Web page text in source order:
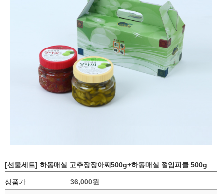
[선물세트] 하동매실 고추장장아찌500g+하동매실 절임피클 500g
상품가 36,000원